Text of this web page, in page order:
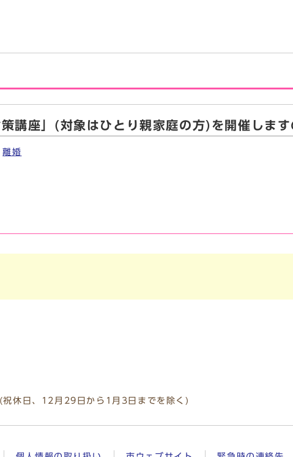
講座」(対象はひとり親家庭の方)を開催しま
離婚
(祝休日、12月29日から1月3日までを除く)